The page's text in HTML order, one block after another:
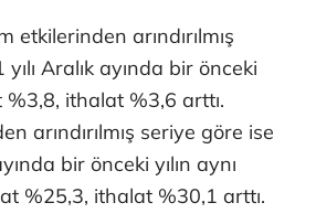
etkilerinden arındırılmış
Aralık ayında bir önceki
ithalat %3,6 arttı.
arındırılmış seriye göre ise
bir önceki yılın aynı
%25,3, ithalat %30,1 arttı.